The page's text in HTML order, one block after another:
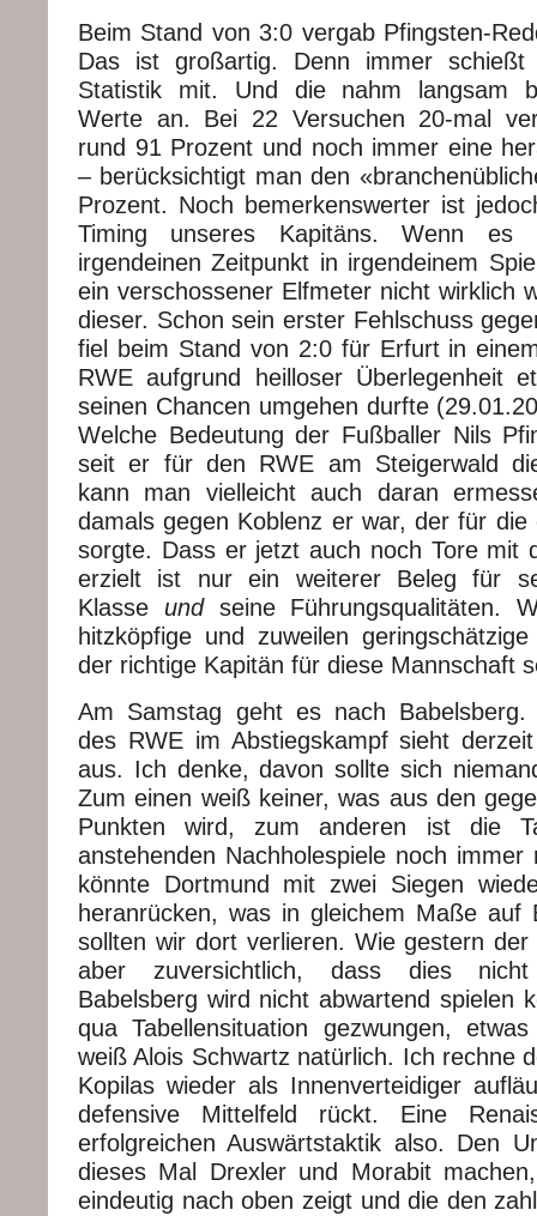
Beim Stand von 3:0 vergab Pfingsten-
Das ist großartig. Denn immer
Statistik mit. Und die nahm langsam
Werte an. Bei 22 Versuchen 20-mal
rund 91 Prozent und noch immer eine
– berücksichtigt man den
Prozent. Noch bemerkenswerter ist
Timing unseres Kapitäns. Wenn es
irgendeinen Zeitpunkt in irgendeinem
ein verschossener Elfmeter nicht wirklich
dieser. Schon sein erster Fehlschuss
fiel beim Stand von 2:0 für Erfurt in
RWE aufgrund heilloser Überlegenheit
seinen Chancen umgehen durfte
Welche Bedeutung der Fußballer Nils
seit er für den RWE am Steigerwald
kann man vielleicht auch daran
damals gegen Koblenz er war, der für die
sorgte. Dass er jetzt auch noch Tore mit
erzielt ist nur ein weiterer Beleg für
Klasse undseine Führungsqualitäten.
hitzköpfige und zuweilen
der richtige Kapitän für diese Mannschaft
Am Samstag geht es nach Babelsberg.
des RWE im Abstiegskampf sieht
aus. Ich denke, davon sollte sich
Zum einen weiß keiner, was aus den
Punkten wird, zum anderen ist die
anstehenden Nachholespiele noch immer
könnte Dortmund mit zwei Siegen
heranrücken, was in gleichem Maße auf
sollten wir dort verlieren. Wie gestern
aber zuversichtlich, dass dies
Babelsberg wird nicht abwartend spielen
qua Tabellensituation gezwungen,
weiß Alois Schwartz natürlich. Ich rechne
Kopilas wieder als Innenverteidiger
defensive Mittelfeld rückt. Eine
erfolgreichen Auswärtstaktik also. Den
dieses Mal Drexler und Morabit
eindeutig nach oben zeigt und die den